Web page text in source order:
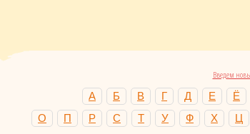
Введем
А Б В Г Д Е Ё
О
П Р С Т У Ф Х Ц